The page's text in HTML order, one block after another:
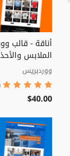
أناقة - قالب
الملابس
ووردبريس
$40.00